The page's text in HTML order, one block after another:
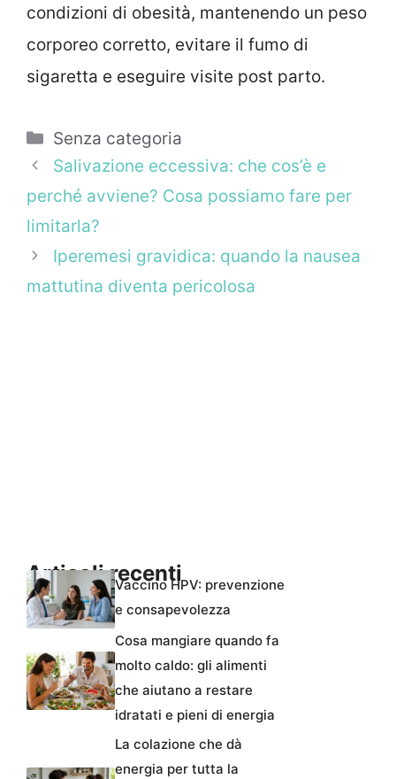
condizioni di obesità, mantenendo un peso
corporeo corretto, evitare il fumo di
sigaretta e eseguire visite post parto.
Categorie
Senza categoria
Salivazione eccessiva: che cos’è e
perché avviene? Cosa possiamo fare per
limitarla?
Iperemesi gravidica: quando la nausea
mattutina diventa pericolosa
Articoli recentiVaccino HPV: prevenzione
e consapevolezza
Cosa mangiare quando fa
molto caldo: gli alimenti
che aiutano a restare
idratati e pieni di energia
La colazione che dà
energia per tutta la